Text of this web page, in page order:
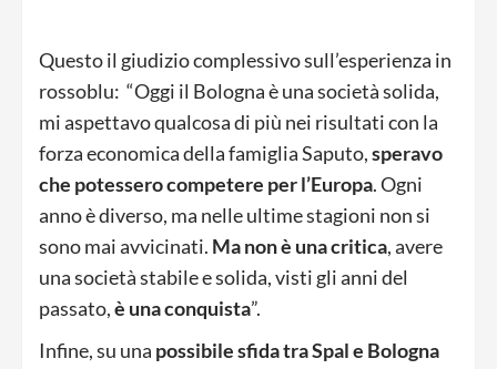
Questo il giudizio complessivo sull’esperienza in
rossoblu: “Oggi il Bologna è una società solida,
mi aspettavo qualcosa di più nei risultati con la
forza economica della famiglia Saputo,speravo
che potessero competere per l’Europa. Ogni
anno è diverso, ma nelle ultime stagioni non si
sono mai avvicinati. Ma non è una critica, avere
una società stabile e solida, visti gli anni del
passato,è una conquista”.
Infine, su una possibile sfida tra Spal e Bologna